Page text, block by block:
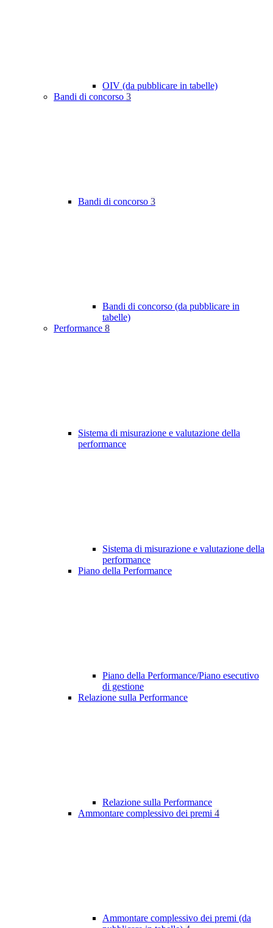
OIV (da pubblicare in tabelle)
Bandi di concorso 3
Bandi di concorso 3
Bandi di concorso (da pubblicare in
tabelle)
Performance 8
Sistema di misurazione e valutazione della
performance
Sistema di misurazione e valutazione della
performance
Piano della Performance
Piano della Performance/Piano esecutivo
di gestione
Relazione sulla Performance
Relazione sulla Performance
Ammontare complessivo dei premi 4
Ammontare complessivo dei premi (da